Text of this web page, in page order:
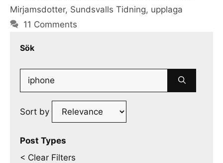
Mirjamsdotter, Sundsvalls Tidning, upplaga
11 Comments
Sök
Search
for:
Sort by
Post Types
< Clear Filters